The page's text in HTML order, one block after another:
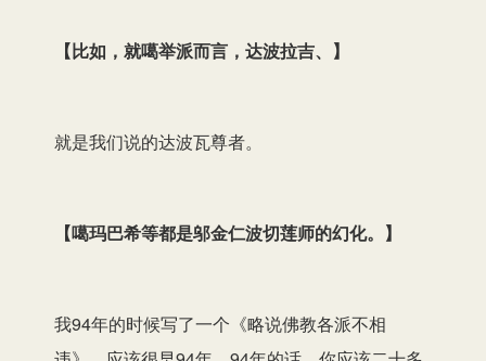
【比如，就噶举派而言，达波拉吉、 】
就是我们说的达波瓦尊者。
【噶玛巴希等都是邬金仁波切莲师的幻化。 】
我94年的时候写了一个《略说佛教各派不相